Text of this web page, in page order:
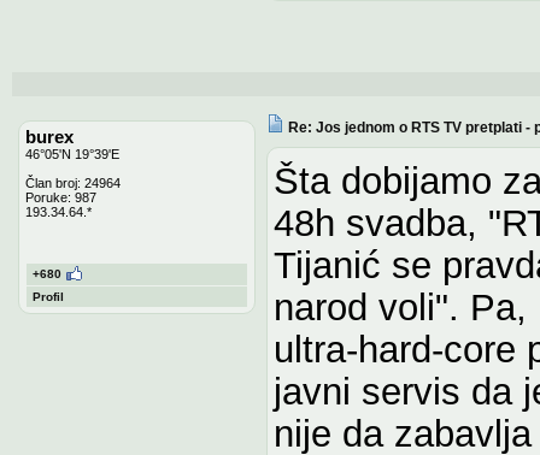
burex
46°05'N 19°39'E
Član broj: 24964
Poruke: 987
193.34.64.*
+680
Profil
Re: Jos jednom o RTS TV pretplati -
Šta dobijamo
48h svadba,
Tijanić se
narod voli". Pa,
ultra-hard-core
javni servis da
nije da